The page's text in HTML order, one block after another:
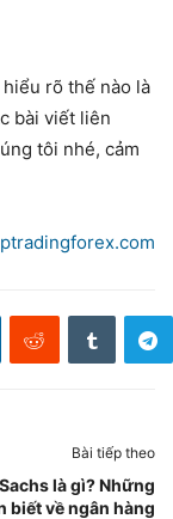
rõ thế nào là
bài viết liên
tôi nhé, cảm
Bài tiếp theo
là gì? Những
biết về ngân hàng